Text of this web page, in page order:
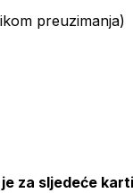
preuzimanja)
za sljedeće